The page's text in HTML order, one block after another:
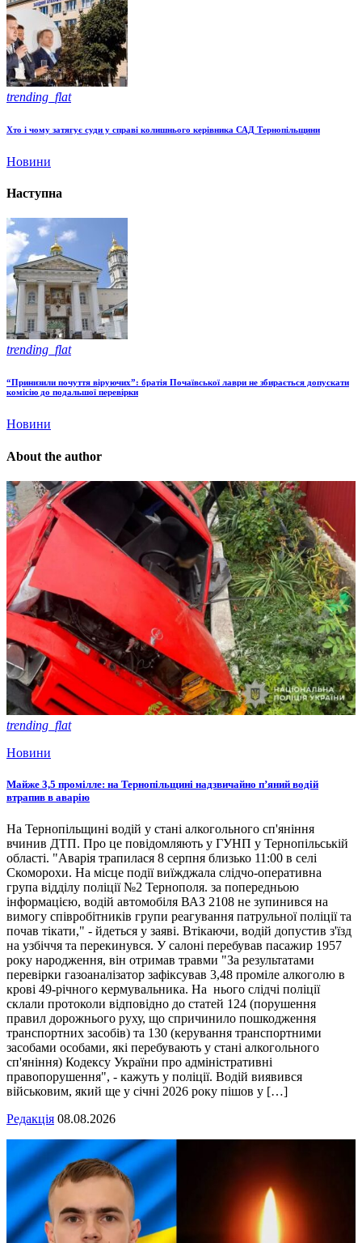
trending_flat
Хто і чому затягує суди у справі колишнього керівника САД Тернопільщини
Новини
Наступна
trending_flat
“Принизили почуття віруючих”: братія Почаївської лаври не збирається допускати
комісію до подальшої перевірки
Новини
About the author
trending_flat
Новини
Майже 3,5 промілле: на Тернопільщині надзвичайно п’яний водій
втрапив в аварію
На Тернопільщині водій у стані алкогольного сп'яніння
вчинив ДТП. Про це повідомляють у ГУНП у Тернопільській
області. "Аварія трапилася 8 серпня близько 11:00 в селі
Скоморохи. На місце події виїжджала слідчо-оперативна
група відділу поліції №2 Тернополя. за попередньою
інформацією, водій автомобіля ВАЗ 2108 не зупинився на
вимогу співробітників групи реагування патрульної поліції та
почав тікати," - йдеться у заяві. Втікаючи, водій допустив з'їзд
на узбіччя та перекинувся. У салоні перебував пасажир 1957
року народження, він отримав травми "За результатами
перевірки газоаналізатор зафіксував 3,48 проміле алкоголю в
крові 49-річного кермувальника. На нього слідчі поліції
склали протоколи відповідно до статей 124 (порушення
правил дорожнього руху, що спричинило пошкодження
транспортних засобів) та 130 (керування транспортними
засобами особами, які перебувають у стані алкогольного
сп'яніння) Кодексу України про адміністративні
правопорушення", - кажуть у поліції. Водій виявився
військовим, який ще у січні 2026 року пішов у […]
Редакція 08.08.2026